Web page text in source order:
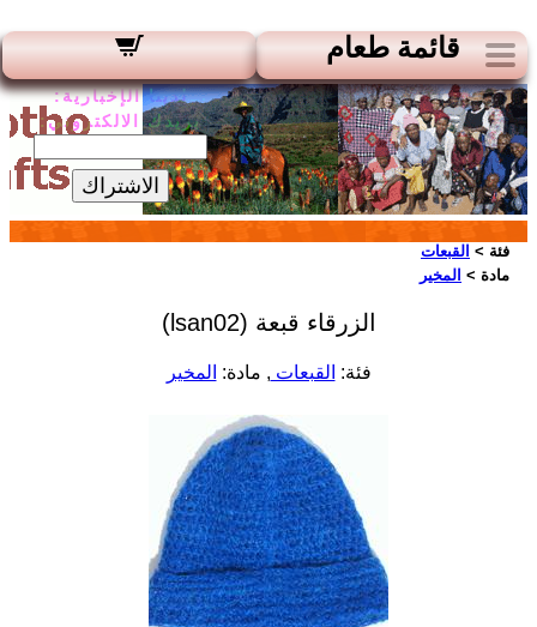
قائمة طعام
لدينا الإخبارية:
بريدك الالكتروني:
الاشتراك
فئة > القبعات
مادة > المخير
الزرقاء قبعة (lsan02)
فئة:القبعات, مادة:المخير